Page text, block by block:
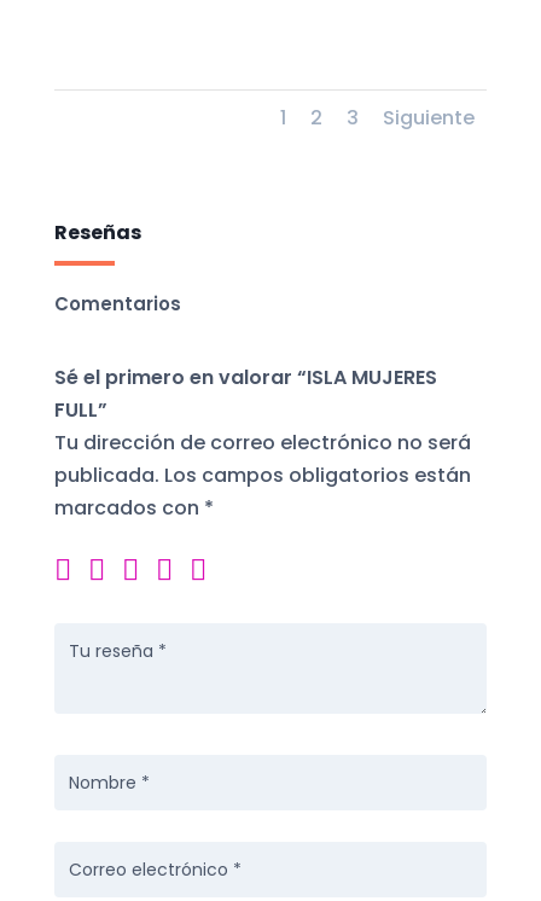
1 2 3 Siguiente
Reseñas
Comentarios
Sé el primero en valorar “ISLA MUJERES
FULL”
Tu dirección de correo electrónico no será
publicada. Los campos obligatorios están
marcados con *